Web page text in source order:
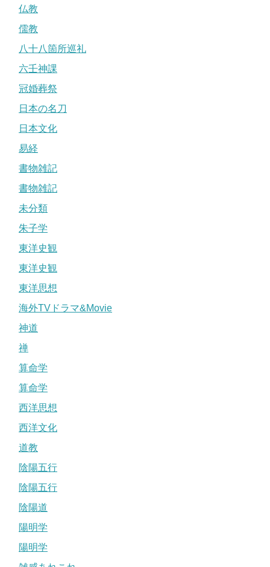
仏教
儒教
八十八箇所巡礼
六壬神課
冠婚葬祭
日本の名刀
日本文化
易経
書物雑記
書物雑記
未分類
朱子学
東洋史観
東洋史観
東洋思想
海外TVドラマ&Movie
神道
禅
算命学
算命学
西洋思想
西洋文化
道教
陰陽五行
陰陽五行
陰陽道
陽明学
陽明学